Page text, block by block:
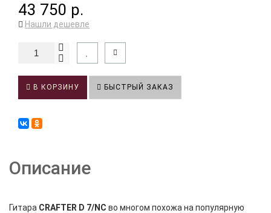
43 750 р.
Нашли дешевле
В КОРЗИНУ БЫСТРЫЙ ЗАКАЗ
Описание
Гитара CRAFTER D 7/NC во многом похожа на популярную